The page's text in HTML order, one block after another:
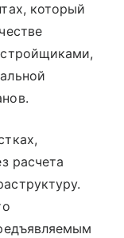
который
расчета